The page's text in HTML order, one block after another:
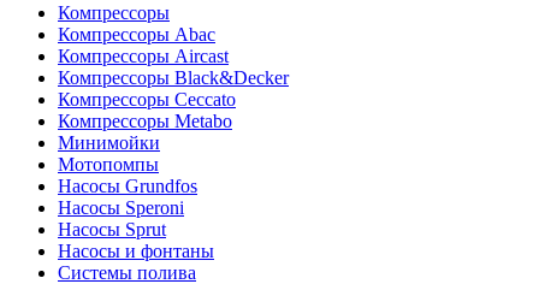
Компрессоры
Компрессоры Abac
Компрессоры Aircast
Компрессоры Black&Decker
Компрессоры Ceccato
Компрессоры Metabo
Минимойки
Мотопомпы
Насосы Grundfos
Насосы Speroni
Насосы Sprut
Насосы и фонтаны
Системы полива